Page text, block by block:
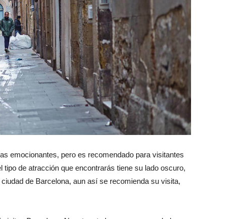
emocionantes, pero es recomendado para visitantes
de atracción que encontrarás tiene su lado oscuro,
de Barcelona, aun así se recomienda su visita,